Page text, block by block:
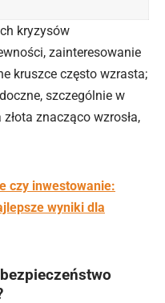
kryzysów
zainteresowanie
kruszce często wzrasta;
szczególnie w
znacząco wzrosła,
czy inwestowanie:
wyniki dla